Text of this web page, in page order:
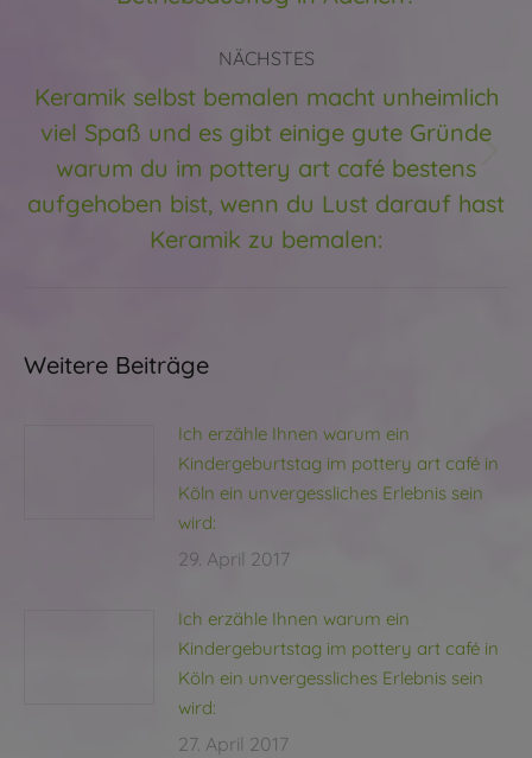
NÄCHSTES
Nächster
Beitrag:
Keramik selbst bemalen macht unheimlich
viel Spaß und es gibt einige gute Gründe
warum du im pottery art café bestens
aufgehoben bist, wenn du Lust darauf hast
Keramik zu bemalen:
Weitere Beiträge
Ich erzähle Ihnen warum ein
Kindergeburtstag im pottery art café in
Köln ein unvergessliches Erlebnis sein
wird:
29. April 2017
Ich erzähle Ihnen warum ein
Kindergeburtstag im pottery art café in
Köln ein unvergessliches Erlebnis sein
wird:
27. April 2017